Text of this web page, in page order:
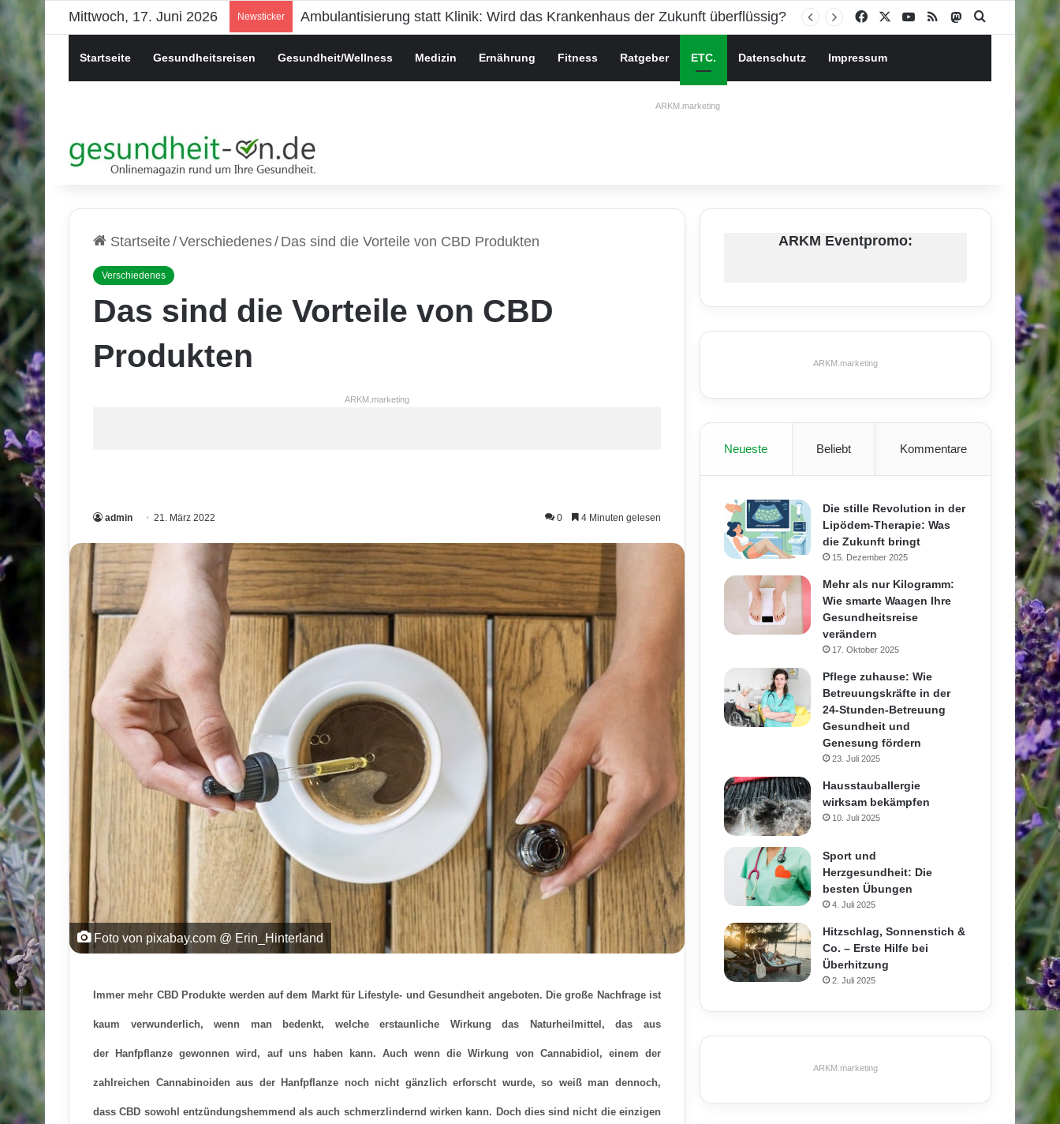
Mittwoch, 17. Juni 2026 Newsticker Psychische Gesundheit bei Jugendlichen Facebook YouTube
RSS MastodonSuchen nach
Startseite Gesundheitsreisen Gesundheit/Wellness Medizin Ernährung Fitness Ratgeber ETC. Datenschutz Impressum
ARKM.marketing
Startseite/Verschiedenes/ Das sind die Vorteile von CBD Produkten
Verschiedenes
Das sind die Vorteile von CBD
Produkten
ARKM.marketing
admin 21. März 2022 0 4 Minuten gelesen
Foto von pixabay.com @ Erin_Hinterland
Immer mehr CBD Produkte werden auf dem Markt für Lifestyle- und Gesundheit angeboten. Die große Nachfrage ist
kaum verwunderlich, wenn man bedenkt, welche erstaunliche Wirkung das Naturheilmittel, das aus
der Hanfpflanze gewonnen wird, auf uns haben kann. Auch wenn die Wirkung von Cannabidiol, einem der
zahlreichen Cannabinoiden aus der Hanfpflanze noch nicht gänzlich erforscht wurde, so weiß man dennoch,
dass CBD sowohl entzündungshemmend als auch schmerzlindernd wirken kann. Doch dies sind nicht die einzigen
ARKM Eventpromo:
ARKM.marketing
Neueste Beliebt Kommentare
Die stille Revolution in der
Lipödem-Therapie: Was
die Zukunft bringt
15. Dezember 2025
Mehr als nur Kilogramm:
Wie smarte Waagen Ihre
Gesundheitsreise
verändern
17. Oktober 2025
Pflege zuhause: Wie
Betreuungskräfte in der
24-Stunden-Betreuung
Gesundheit und
Genesung fördern
23. Juli 2025
Hausstauballergie
wirksam bekämpfen
10. Juli 2025
Sport und
Herzgesundheit: Die
besten Übungen
4. Juli 2025
Hitzschlag, Sonnenstich &
Co. – Erste Hilfe bei
Überhitzung
2. Juli 2025
ARKM.marketing